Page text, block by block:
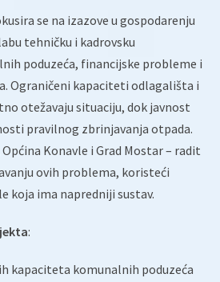
se na izazove u gospodarenju
tehničku i kadrovsku
poduzeća, financijske probleme i
Ograničeni kapaciteti odlagališta i
otežavaju situaciju, dok javnost
pravilnog zbrinjavanja otpada.
Konavle i Grad Mostar – radit
ovih problema, koristeći
koja ima napredniji sustav.
:
kapaciteta komunalnih poduzeća